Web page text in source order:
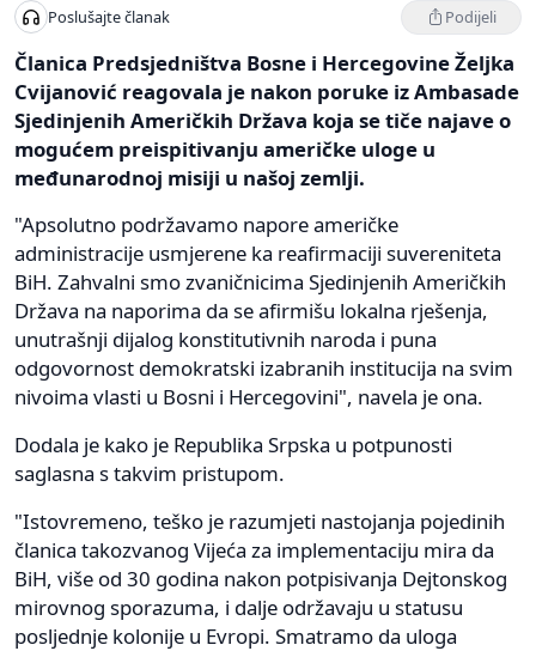
Poslušajte članak Podijeli
Članica Predsjedništva Bosne i Hercegovine Željka
Cvijanović reagovala je nakon poruke iz Ambasade
Sjedinjenih Američkih Država koja se tiče najave o
mogućem preispitivanju američke uloge u
međunarodnoj misiji u našoj zemlji.
"Apsolutno podržavamo napore američke
administracije usmjerene ka reafirmaciji suvereniteta
BiH. Zahvalni smo zvaničnicima Sjedinjenih Američkih
Država na naporima da se afirmišu lokalna rješenja,
unutrašnji dijalog konstitutivnih naroda i puna
odgovornost demokratski izabranih institucija na svim
nivoima vlasti u Bosni i Hercegovini", navela je ona.
Dodala je kako je Republika Srpska u potpunosti
saglasna s takvim pristupom.
"Istovremeno, teško je razumjeti nastojanja pojedinih
članica takozvanog Vijeća za implementaciju mira da
BiH, više od 30 godina nakon potpisivanja Dejtonskog
mirovnog sporazuma, i dalje održavaju u statusu
posljednje kolonije u Evropi. Smatramo da uloga